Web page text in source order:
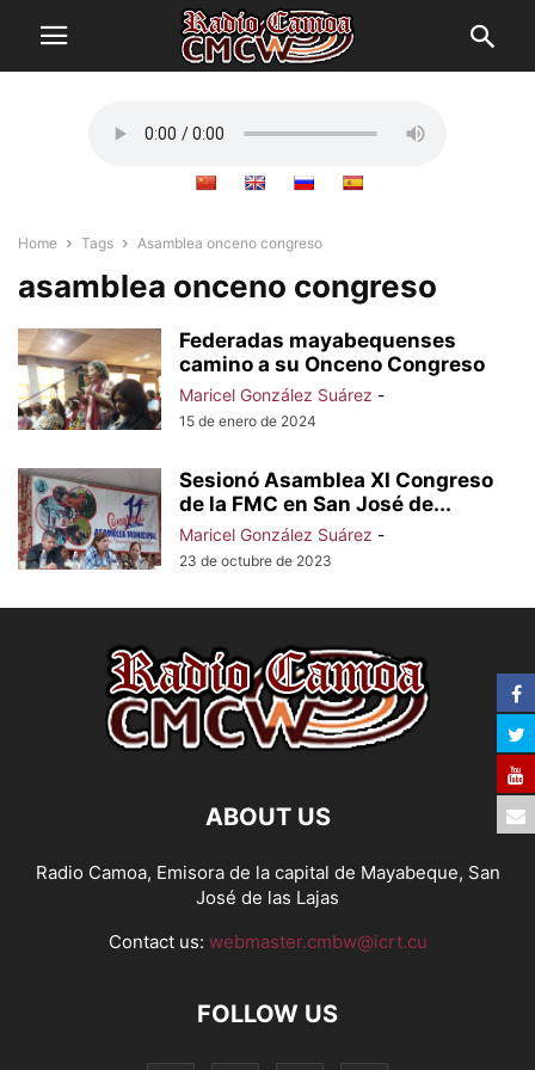
Home Tags Asamblea onceno congreso
asamblea onceno congreso
Federadas mayabequenses
camino a su Onceno Congreso
Maricel González Suárez -
15 de enero de 2024
Sesionó Asamblea XI Congreso
de la FMC en San José de...
Maricel González Suárez -
23 de octubre de 2023
ABOUT US
Radio Camoa, Emisora de la capital de Mayabeque, San
José de las Lajas
Contact us: webmaster.cmbw@icrt.cu
FOLLOW US